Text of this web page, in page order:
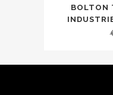
BOLTON